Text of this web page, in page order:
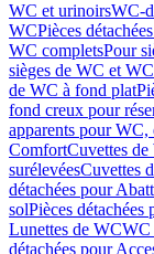
WC et urinoirsWC-
WCPièces
WC completsPour
sièges de WC et
de WC à fond plat
fond creux pour
apparents pour WC,
ComfortCuvettes
surélevéesCuvettes
détachées pour
solPièces détachées
Lunettes de WCWC
détachées pour